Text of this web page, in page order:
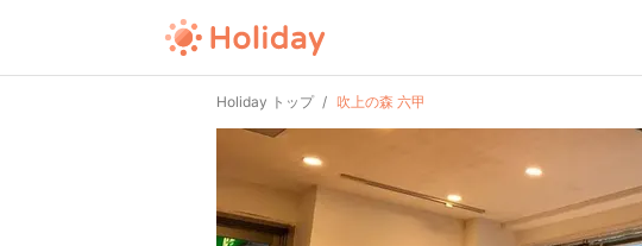
Holiday トップ 吹上の森 六甲